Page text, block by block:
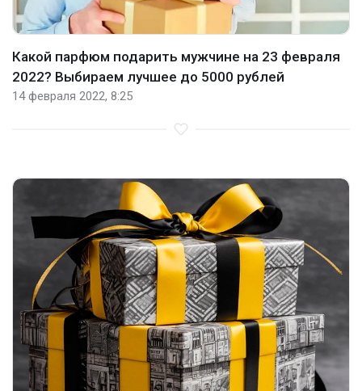
Какой парфюм подарить мужчине на 23 февраля
2022? Выбираем лучшее до 5000 рублей
14 февраля 2022, 8:25